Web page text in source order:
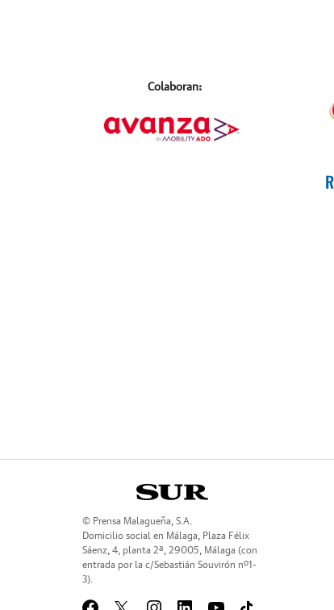
Colaboran:
© Prensa Malagueña, S.A.
Domicilio social en Málaga, Plaza Félix
Sáenz, 4, planta 2ª, 29005, Málaga (con
entrada por la c/Sebastián Souvirón nº1-
3).